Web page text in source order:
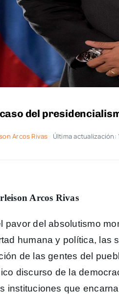
del
Arcos Rivas Última actualización:
Arcos Rivas
pavor del absolutismo
humana y política, las
de las gentes del
discurso de la
instituciones que